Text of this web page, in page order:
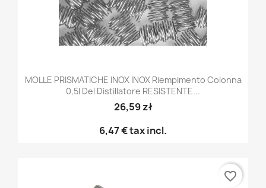
MOLLE PRISMATICHE INOX INOX Riempimento Colonna
0,5l Del Distillatore RESISTENTE...
26,59 zł
6,47 €tax incl.
favorite_border